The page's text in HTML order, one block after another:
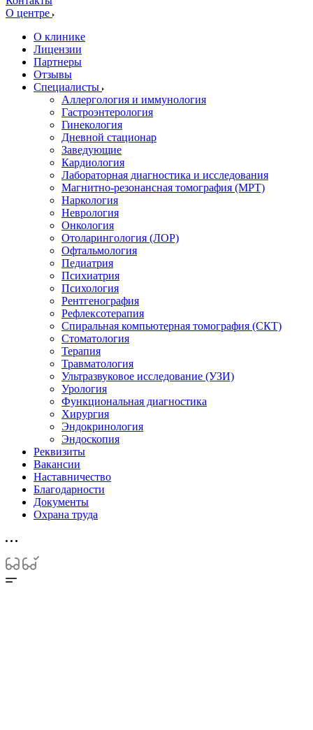
О центре
О клинике
Лицензии
Партнеры
Отзывы
Специалисты
Аллергология и иммунология
Гастроэнтерология
Гинекология
Дневной стационар
Заведующие
Кардиология
Лабораторная диагностика и исследования
Магнитно-резонансная томография (МРТ)
Наркология
Неврология
Онкология
Отоларингология (ЛОР)
Офтальмология
Педиатрия
Психиатрия
Психология
Рентгенография
Рефлексотерапия
Спиральная компьютерная томография (СКТ)
Стоматология
Терапия
Травматология
Ультразвуковое исследование (УЗИ)
Урология
Функциональная диагностика
Хирургия
Эндокринология
Эндоскопия
Реквизиты
Вакансии
Наставничество
Благодарности
Документы
Охрана труда